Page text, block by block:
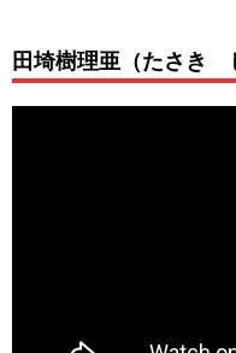
田埼樹理亜（たさき